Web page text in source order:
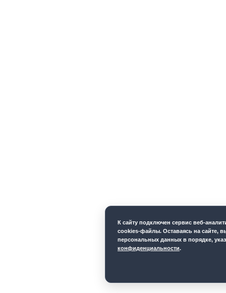
К cайту подключен сервис веб-
cookies-файлы. Оставаясь на сайте,
персональных данных в порядке,
конфиденциальности.